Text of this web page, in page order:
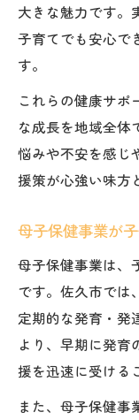
大きな魅力です。
子育てでも安心で
す。
これらの健康サポ
な成長を地域全体
悩みや不安を感じ
援策が心強い味方
母子保健事業が
母子保健事業は、
です。佐久市では
定期的な発育・発
より、早期に発育
援を迅速に受ける
また、母子保健事